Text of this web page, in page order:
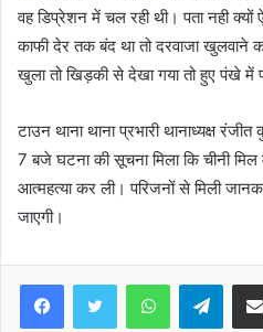
वह डिप्रेशन में चल रही थी। पता नही
काफी देर तक बंद था तो दरवाजा खुलवाने
खुला तो खिड़की से देखा गया तो हुए पंखे में
टाउन थाना थाना प्रभारी थानाध्यक्ष
7 बजे घटना की सूचना मिला कि चीनी
आत्महत्या कर ली। परिजनों से मिली
जाएगी।
Telegram